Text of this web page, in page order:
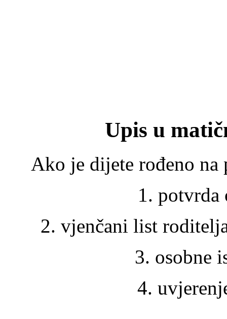
Upis u
Ako je dijete rođeno
1. potvrda
2. vjenčani list
3. osobne
4.